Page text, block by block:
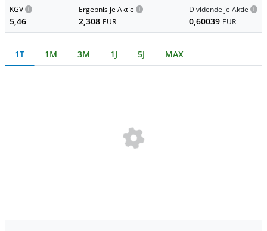
KGV
5,46
Ergebnis je Aktie
2,308 EUR
Dividende je Aktie
0,60039 EUR
1T 1M 3M 1J 5J MAX